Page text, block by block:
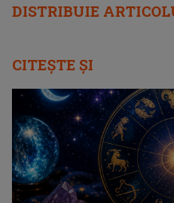
DISTRIBUIE
CITEȘTE ȘI